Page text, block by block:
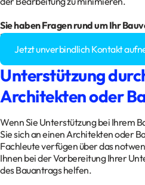
Sie haben Fragen rund um Ihr
Baugenehmigung?
Jetzt unverbindlich Kontakt
Unterstützung
Architekten oder
Wenn Sie Unterstützung bei Ihrem
Sie sich an einen Architekten oder
Fachleute verfügen über das
Ihnen bei der Vorbereitung Ihrer
des Bauantrags helfen.